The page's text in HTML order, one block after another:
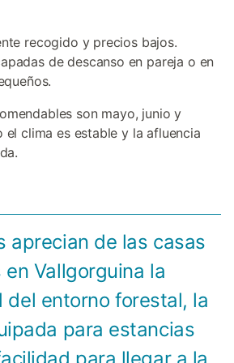
recogido y precios bajos.
de descanso en pareja o en
son mayo, junio y
el clima es estable y la afluencia
aprecian de las casas
en Vallgorguina la
del entorno forestal, la
para estancias